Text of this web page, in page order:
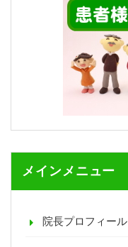
メインメニュー
院長プロフィール